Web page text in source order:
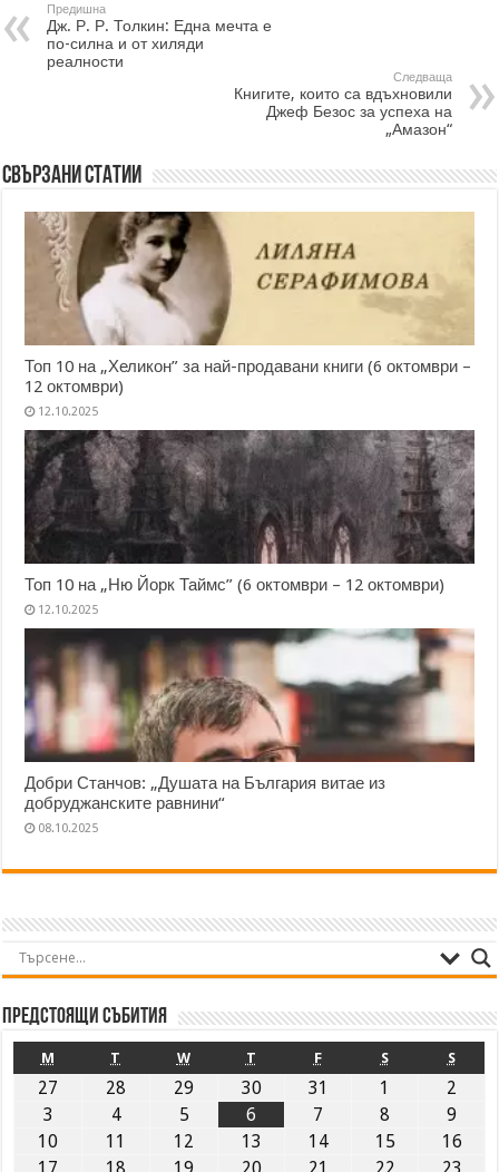
Предишна
Дж. Р. Р. Толкин: Една мечта е
по-силна и от хиляди
реалности
Следваща
Книгите, които са вдъхновили
Джеф Безос за успеха на
„Амазон“
Свързани статии
Топ 10 на „Хеликон” за най-продавани книги (6 октомври –
12 октомври)
12.10.2025
Топ 10 на „Ню Йорк Таймс” (6 октомври – 12 октомври)
12.10.2025
Добри Станчов: „Душата на България витае из
добруджанските равнини“
08.10.2025
Предстоящи събития
M T W T F S S
27 28 29 30 31 1
2
3
4 5 6 7 8
9
10
11 12 13 14 15
16